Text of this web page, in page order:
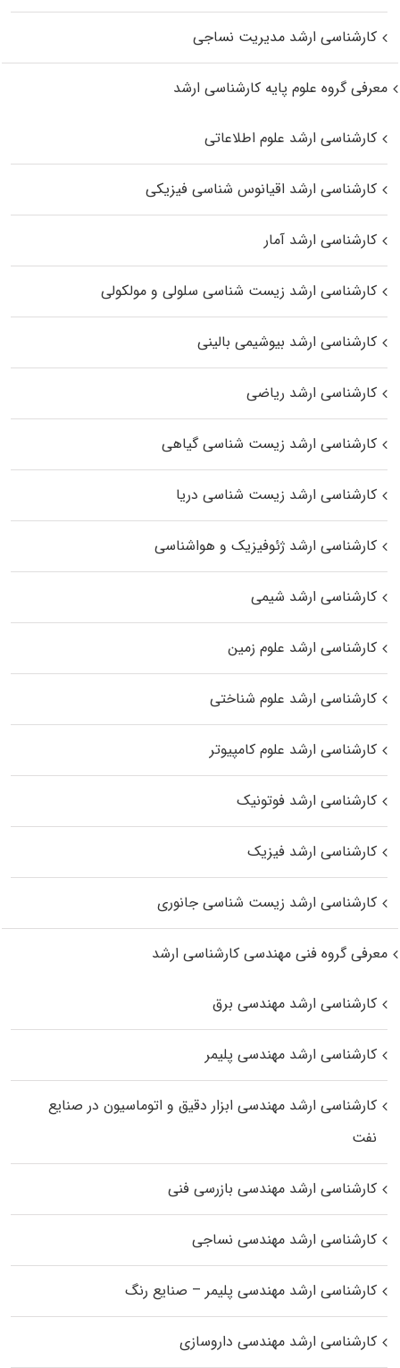
کارشناسی ارشد مدیریت نساجی
معرفی گروه علوم پایه کارشناسی ارشد
کارشناسی ارشد علوم اطلاعاتی
کارشناسی ارشد اقیانوس‌ شناسی فیزیکی
کارشناسی ارشد آمار
کارشناسی ارشد زیست شناسی سلولی و مولکولی
کارشناسی ارشد بیوشیمی بالینی
کارشناسی ارشد ریاضی
کارشناسی ارشد زیست‌ شناسی گیاهی
کارشناسی ارشد زیست‌ شناسی دریا
کارشناسی ارشد ژئوفیزیک و هواشناسی
کارشناسی ارشد شیمی
کارشناسی ارشد علوم زمین
کارشناسی ارشد علوم شناختی
کارشناسی ارشد علوم کامپیوتر
کارشناسی ارشد فوتونیک
کارشناسی ارشد فیزیک
کارشناسی ارشد زیست‌ شناسی جانوری
معرفی گروه فنی مهندسی کارشناسی ارشد
کارشناسی ارشد مهندسی برق
کارشناسی ارشد مهندسی پلیمر
کارشناسی ارشد مهندسی ابزار دقیق و اتوماسیون در صنایع
نفت
کارشناسی ارشد مهندسی بازرسی فنی
کارشناسی ارشد مهندسی نساجی
کارشناسی ارشد مهندسی پلیمر – صنایع رنگ
کارشناسی ارشد مهندسی داروسازی